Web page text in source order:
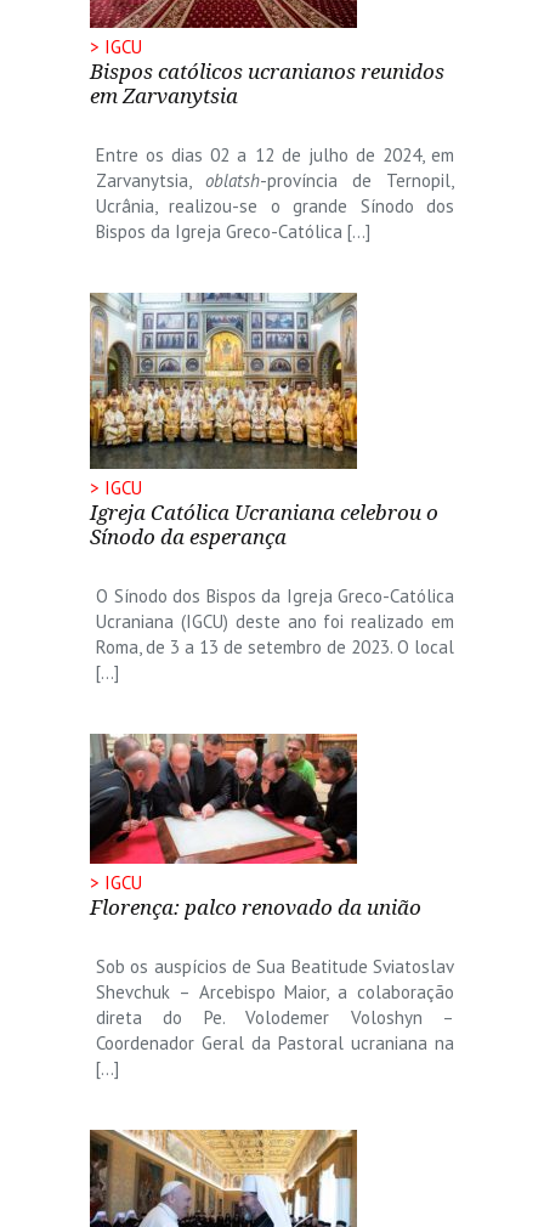
> IGCU
Bispos católicos ucranianos reunidos
em Zarvanytsia
Entre os dias 02 a 12 de julho de 2024, em
Zarvanytsia, oblatsh-província de Ternopil,
Ucrânia, realizou-se o grande Sínodo dos
Bispos da Igreja Greco-Católica […]
> IGCU
Igreja Católica Ucraniana celebrou o
Sínodo da esperança
O Sínodo dos Bispos da Igreja Greco-Católica
Ucraniana (IGCU) deste ano foi realizado em
Roma, de 3 a 13 de setembro de 2023. O local
[…]
> IGCU
Florença: palco renovado da união
Sob os auspícios de Sua Beatitude Sviatoslav
Shevchuk – Arcebispo Maior, a colaboração
direta do Pe. Volodemer Voloshyn –
Coordenador Geral da Pastoral ucraniana na
[…]